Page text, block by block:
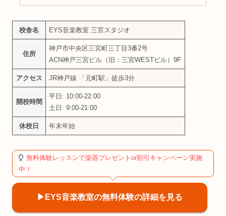
校舎名 EYS音楽教室 三宮スタジオ
住所
神戸市中央区三宮町三丁目3番2号
ACN神戸三宮ビル（旧：三宮WESTビル）9F
アクセス JR神戸線 「元町駅」徒歩3分
開校時間
平日: 10:00-22:00
土日: 9:00-21:00
休校日 年末年始
無料体験レッスンで楽器プレゼントor割引キャンペーン実施
中！
▶︎EYS音楽教室の無料体験の詳細を見る